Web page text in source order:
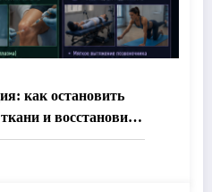
как остановить
и восстановить